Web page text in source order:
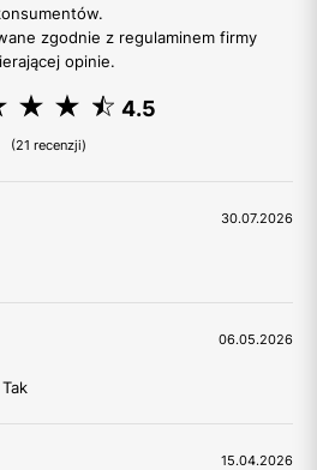
zgodnie z regulaminem firmy
opinie.
4.5
(21 recenzji)
30.07.2026
06.05.2026
15.04.2026